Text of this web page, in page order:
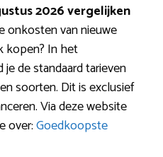
2026 vergelijken
onkosten van nieuwe
kopen? In het
de standaard tarieven
soorten. Dit is exclusief
Via deze website
over:Goedkoopste